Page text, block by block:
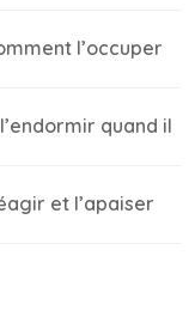
l’occuper
quand il
et l’apaiser